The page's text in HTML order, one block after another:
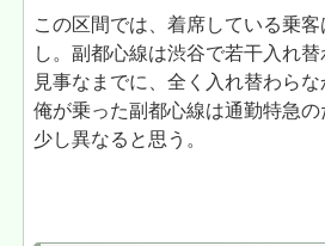
この区間では、着席している乗
し。副都心線は渋谷で若干入れ
見事なまでに、全く入れ替わら
俺が乗った副都心線は通勤特急
少し異なると思う。